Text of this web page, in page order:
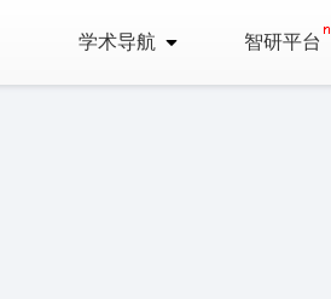
学术导航 智研平台